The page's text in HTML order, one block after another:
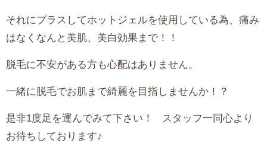
それにプラスしてホットジェルを使用している為、痛み
はなくなんと美肌、美白効果まで！！ ‎ ‎ ‎ ‎ ‎ ‎ ‎ ‎
脱毛に不安がある方も心配はありません。 ‎ ‎ ‎ ‎ ‎ ‎ ‎ ‎
一緒に脱毛でお肌まで綺麗を目指しませんか！？ ‎ ‎
是非1度足を運んでみて下さい！ ‎ ‎ スタッフ一同心より
お待ちしております♪‎ ‎ ‎ ‎ ‎ ‎ ‎